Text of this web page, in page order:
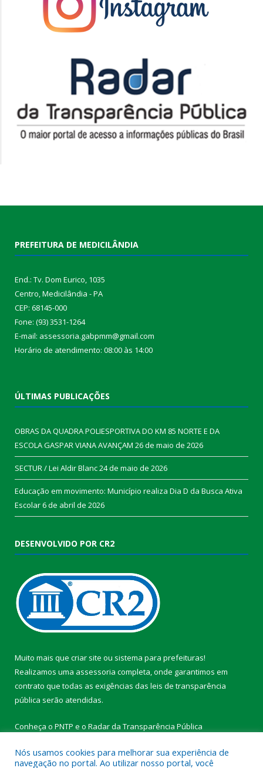
PREFEITURA DE MEDICILÂNDIA
End.: Tv. Dom Eurico, 1035
Centro, Medicilândia - PA
CEP: 68145-000
Fone: (93) 3531-1264
E-mail: assessoria.gabpmm@gmail.com
Horário de atendimento: 08:00 às 14:00
ÚLTIMAS PUBLICAÇÕES
OBRAS DA QUADRA POLIESPORTIVA DO KM 85 NORTE E DA
ESCOLA GASPAR VIANA AVANÇAM 26 de maio de 2026
SECTUR / Lei Aldir Blanc24 de maio de 2026
Educação em movimento: Município realiza Dia D da Busca Ativa
Escolar6 de abril de 2026
DESENVOLVIDO POR CR2
Muito mais que criar site ou sistema para prefeituras!
Realizamos uma assessoria completa, onde garantimos em
contrato que todas as exigências das leis de transparência
pública serão atendidas.
Conheça o PNTP e o Radar da Transparência Pública
Nós usamos cookies para melhorar sua experiência de
navegação no portal. Ao utilizar nosso portal, você